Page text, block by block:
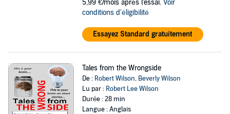
5,99 €/mois après l'essai. Voir
conditions d'éligibilité
Essayez Standard gratuitement
Tales from the Wrongside
De : Robert Wilson, Beverly Wilson
Lu par : Robert Lee Wilson
Durée : 28 min
Langue : Anglais